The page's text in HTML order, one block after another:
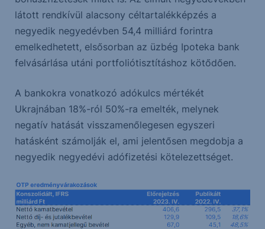
látott rendkívül alacsony céltartalékképzés a
negyedik negyedévben 54,4 milliárd forintra
emelkedhetett, elsősorban az üzbég Ipoteka bank
felvásárlása utáni portfoliótisztításhoz kötődően.
A bankokra vonatkozó adókulcs mértékét
Ukrajnában 18%-ról 50%-ra emelték, melynek
negatív hatását visszamenőlegesen egyszeri
hatásként számolják el, ami jelentősen megdobja a
negyedik negyedévi adófizetési kötelezettséget.